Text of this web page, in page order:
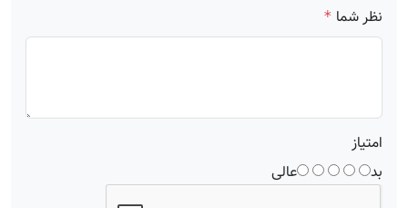
نظر شما *
امتیاز
بد
عالی